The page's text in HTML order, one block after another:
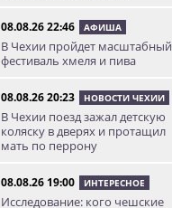
08.08.26 22:46 АФИША
В Чехии пройдет масштабный
фестиваль хмеля и пива
08.08.26 20:23 НОВОСТИ ЧЕХИИ
В Чехии поезд зажал детскую
коляску в дверях и протащил
мать по перрону
08.08.26 19:00 ИНТЕРЕСНОЕ
Исследование: кого чешские